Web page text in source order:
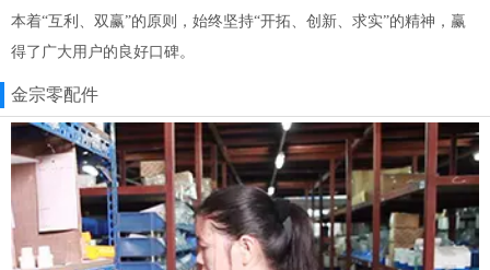
本着“互利、双赢”的原则，始终坚持“开拓、创新、求实”的精神，赢
得了广大用户的良好口碑。
金宗零配件